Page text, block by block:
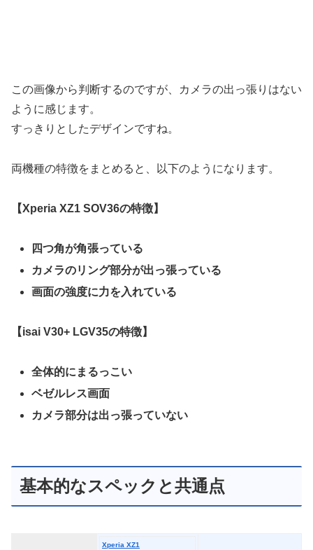
この画像から判断するのですが、カメラの出っ張りはない
ように感じます。
すっきりとしたデザインですね。
両機種の特徴をまとめると、以下のようになります。
【Xperia XZ1 SOV36の特徴】
四つ角が角張っている
カメラのリング部分が出っ張っている
画面の強度に力を入れている
【isai V30+ LGV35の特徴】
全体的にまるっこい
ベゼルレス画面
カメラ部分は出っ張っていない
基本的なスペックと共通点
Xperia XZ1